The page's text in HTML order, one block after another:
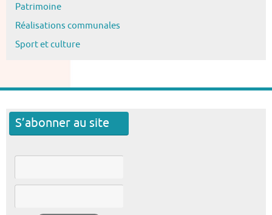
Patrimoine
Réalisations communales
Sport et culture
S’abonner au site